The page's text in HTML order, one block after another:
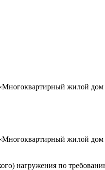
жилой
жилой
нагружения по